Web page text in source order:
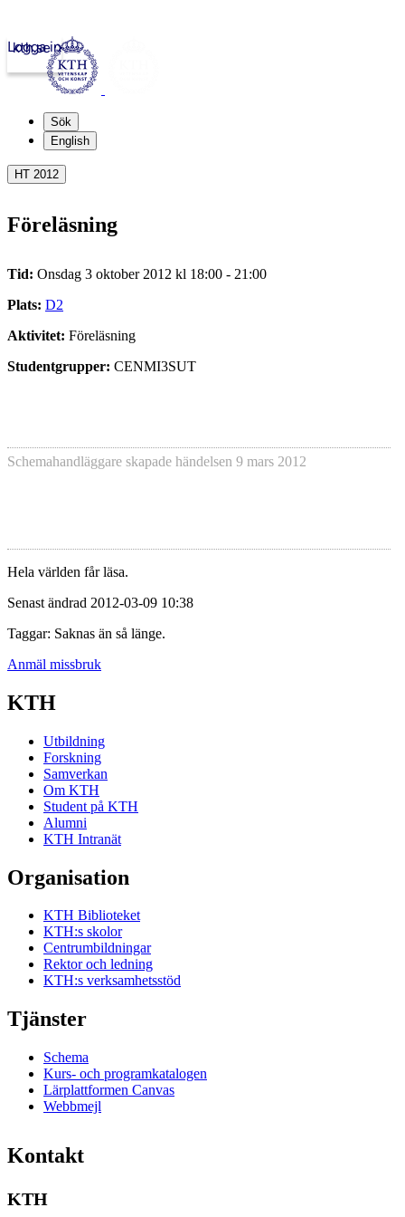
kth.se
Logga in
Sök
English
HT 2012
Föreläsning
Tid: Onsdag 3 oktober 2012 kl 18:00 - 21:00
Plats: D2
Aktivitet: Föreläsning
Studentgrupper: CENMI3SUT
Schemahandläggare skapade händelsen 9 mars 2012
Hela världen får läsa.
Senast ändrad 2012-03-09 10:38
Taggar: Saknas än så länge.
Anmäl missbruk
KTH
Utbildning
Forskning
Samverkan
Om KTH
Student på KTH
Alumni
KTH Intranät
Organisation
KTH Biblioteket
KTH:s skolor
Centrumbildningar
Rektor och ledning
KTH:s verksamhetsstöd
Tjänster
Schema
Kurs- och programkatalogen
Lärplattformen Canvas
Webbmejl
Kontakt
KTH